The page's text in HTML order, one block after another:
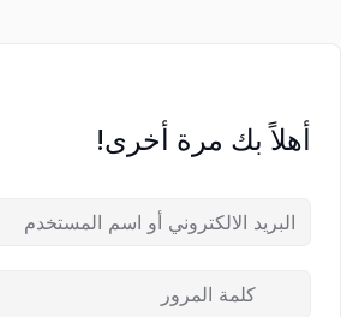
أهلاً بك مرة أخرى!